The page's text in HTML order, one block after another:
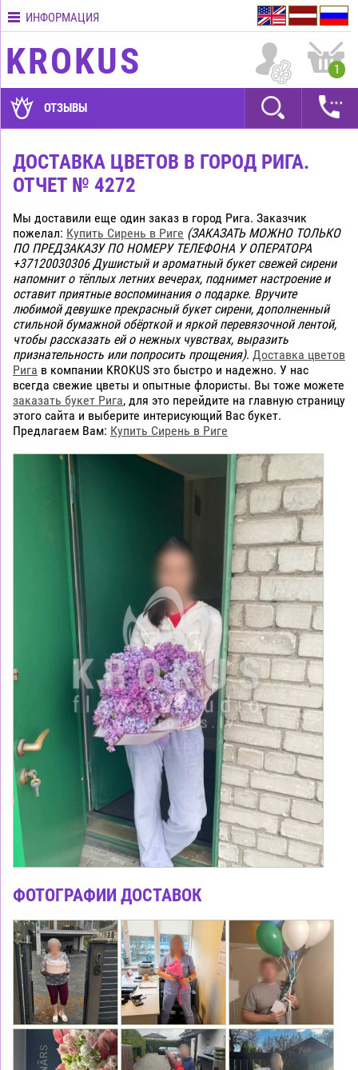
Контакты
Условия
ГАРАНТИИ
оплатить?
Как
заказ?
ИНФОРМАЦИЯ
KROKUS 1
ОТЗЫВЫ
ДОСТАВКА ЦВЕТОВ В ГОРОД РИГА.
ОТЧЕТ № 4272
Мы доставили еще один заказ в город Рига. Заказчик
пожелал: Купить Сирень в Риге (ЗАКАЗАТЬ МОЖНО ТОЛЬКО
ПО ПРЕДЗАКАЗУ ПО НОМЕРУ ТЕЛЕФОНА У ОПЕРАТОРА
+37120030306 Душистый и ароматный букет свежей сирени
напомнит о тёплых летних вечерах, поднимет настроение и
оставит приятные воспоминания о подарке. Вручите
любимой девушке прекрасный букет сирени, дополненный
стильной бумажной обёрткой и яркой перевязочной лентой,
чтобы рассказать ей о нежных чувствах, выразить
признательность или попросить прощения). Доставка цветов
Рига в компании KROKUS это быстро и надежно. У нас
всегда свежие цветы и опытные флористы. Вы тоже можете
заказать букет Рига, для это перейдите на главную страницу
этого сайта и выберите интерисующий Вас букет.
Предлагаем Вам: Купить Сирень в Риге
ФОТОГРАФИИ ДОСТАВОК